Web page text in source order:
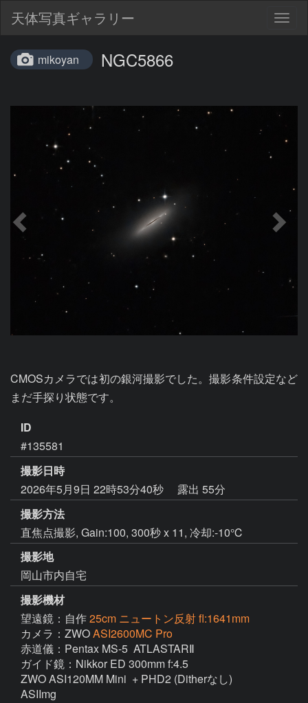
天体写真ギャラリー
mikoyan NGC5866
CMOSカメラでは初の銀河撮影でした。撮影条件設定など
まだ手探り状態です。
ID
#135581
撮影日時
2026年5月9日 22時53分40秒
露出 55分
撮影方法
直焦点撮影, Gain:100, 300秒 x 11, 冷却:-10℃
撮影地
岡山市内自宅
撮影機材
望遠鏡：自作25cm ニュートン反射 fl:1641mm
カメラ：ZWOASI2600MC Pro
赤道儀：Pentax MS-5  ATLASTARⅡ
ガイド鏡：Nikkor ED 300mm f:4.5
ZWO ASI120MM Mini  + PHD2 (Ditherなし)
ASIImg